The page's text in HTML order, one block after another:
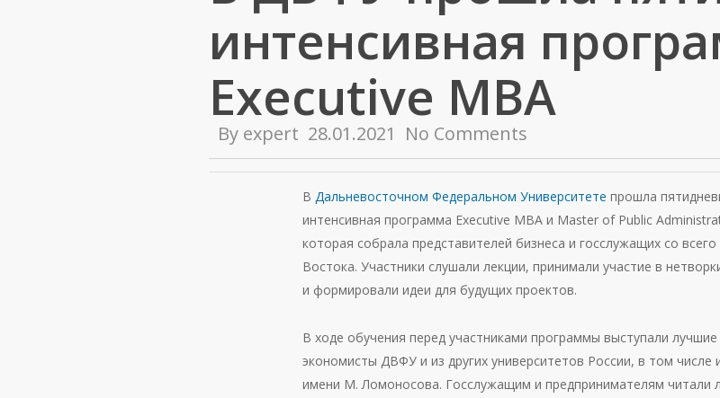
интенсивная
Executive MBA
By expert 28.01.2021 No Comments
В Дальневосточном Федеральном Университете прошла
интенсивная программа Executive MBA и Master of Public
которая собрала представителей бизнеса и госслужащих со
Востока. Участники слушали лекции, принимали участие в
и формировали идеи для будущих проектов.
В ходе обучения перед участниками программы выступали лучшие
экономисты ДВФУ и из других университетов России, в том числе
имени М. Ломоносова. Госслужащим и предпринимателям читали